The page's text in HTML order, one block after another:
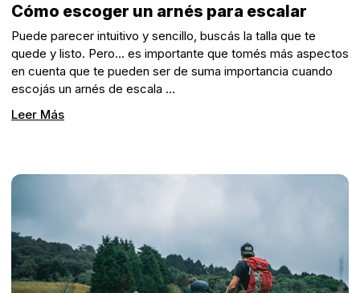
Cómo escoger un arnés para escalar
Puede parecer intuitivo y sencillo, buscás la talla que te
quede y listo. Pero... es importante que tomés más aspectos
en cuenta que te pueden ser de suma importancia cuando
escojás un arnés de escala …
Leer Más